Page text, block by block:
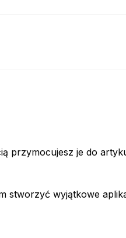
przymocujesz je do
stworzyć wyjątkowe